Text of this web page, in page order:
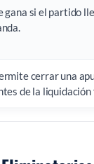
gana si el partido
cerrar una
de la liquidación